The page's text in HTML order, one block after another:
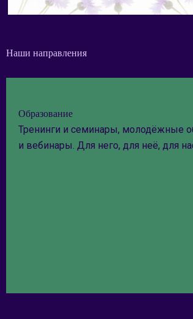
Наши направления
Образование
Тренинги и семинары, молодёжные
и вебинары. Для него, для неё, для